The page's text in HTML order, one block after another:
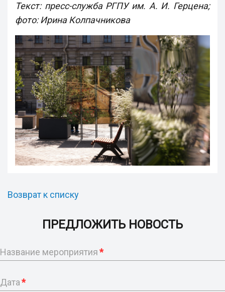
Текст: пресс-служба РГПУ им. А. И. Герцена;
фото: Ирина Колпачникова
Возврат к списку
ПРЕДЛОЖИТЬ НОВОСТЬ
Название мероприятия*
Дата*